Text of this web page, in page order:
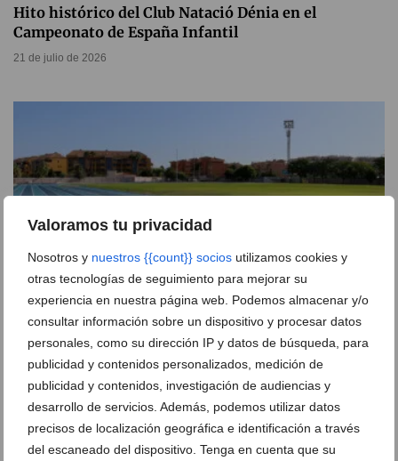
Valoramos tu privacidad
Nosotros y nuestros {{count}} socios utilizamos cookies y
otras tecnologías de seguimiento para mejorar su
experiencia en nuestra página web. Podemos almacenar y/o
consultar información sobre un dispositivo y procesar datos
personales, como su dirección IP y datos de búsqueda, para
publicidad y contenidos personalizados, medición de
publicidad y contenidos, investigación de audiencias y
desarrollo de servicios. Además, podemos utilizar datos
precisos de localización geográfica e identificación a través
del escaneado del dispositivo. Tenga en cuenta que su
Hito histórico del Club Natació Dénia en el
Campeonato de España Infantil
21 de julio de 2026
Dénia estrena 60.000 euros en ayudas para eventos
deportivos y refuerza el apoyo a clubes locales
21 de julio de 2026